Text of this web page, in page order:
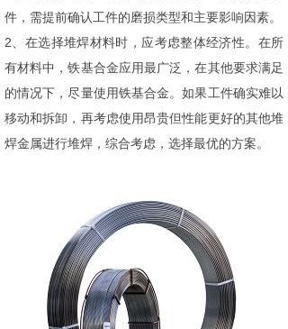
件，需提前确认工件的磨损类型和主要影响因素。
2、在选择堆焊材料时，应考虑整体经济性。在所
有材料中，铁基合金应用最广泛，在其他要求满足
的情况下，尽量使用铁基合金。如果工件确实难以
移动和拆卸，再考虑使用昂贵但性能更好的其他堆
焊金属进行堆焊，综合考虑，选择最优的方案。